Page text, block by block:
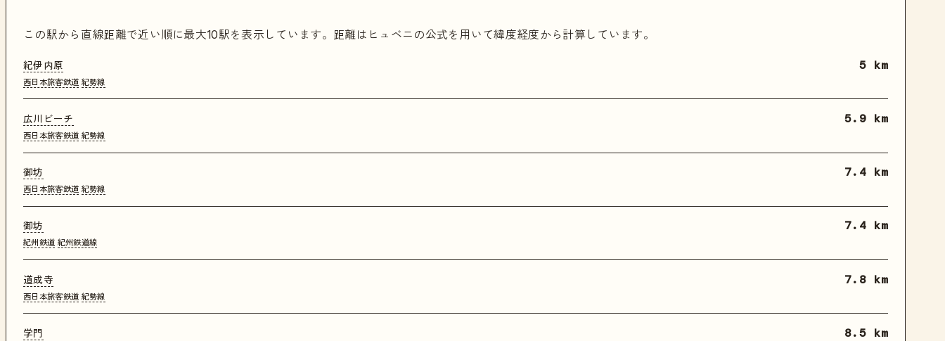
この駅から直線距離で近い順に最大10駅を表示しています。距離はヒュベニの公式を用いて緯度経度から計算しています。
紀伊内原
西日本旅客鉄道 紀勢線
5 km
広川ビーチ
西日本旅客鉄道 紀勢線
5.9 km
御坊
西日本旅客鉄道 紀勢線
7.4 km
御坊
紀州鉄道 紀州鉄道線
7.4 km
道成寺
西日本旅客鉄道 紀勢線
7.8 km
学門 8.5 km